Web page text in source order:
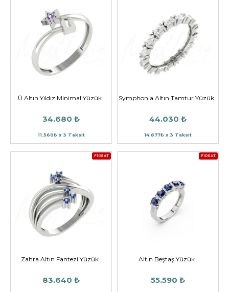
Ü Altın Yıldız Minimal Yüzük
34.680 ₺
11.560₺ x 3 Taksit
Symphonia Altın Tamtur Yüzük
44.030 ₺
14.677₺ x 3 Taksit
FIRSAT
Zahra Altın Fantezi Yüzük
83.640 ₺
FIRSAT
Altın Beştaş Yüzük
55.590 ₺